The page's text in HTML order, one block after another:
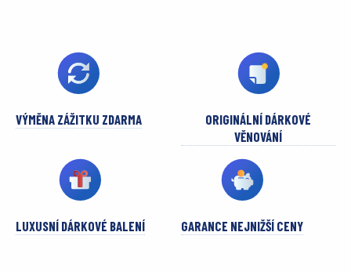
VÝMĚNA ZÁŽITKU ZDARMA
ORIGINÁLNÍ DÁRKOVÉ
VĚNOVÁNÍ
LUXUSNÍ DÁRKOVÉ BALENÍ GARANCE NEJNIŽŠÍ CENY